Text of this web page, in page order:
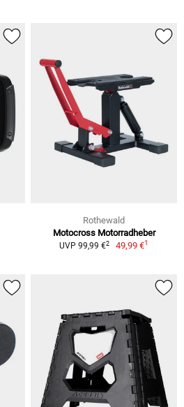
Rothewald
Motocross Motorradheber
UVP 99,99 €2 49,99 €1